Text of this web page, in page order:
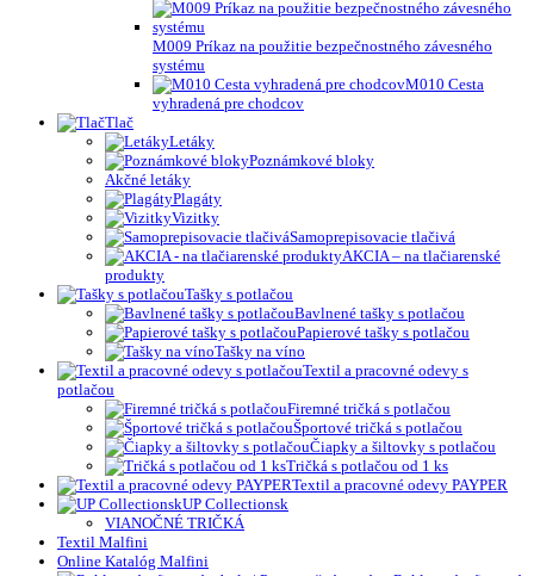
M009 Príkaz na použitie bezpečnostného závesného
systému
M010 Cesta
vyhradená pre chodcov
Tlač
Letáky
Poznámkové bloky
Akčné letáky
Plagáty
Vizitky
Samoprepisovacie tlačivá
AKCIA – na tlačiarenské
produkty
Tašky s potlačou
Bavlnené tašky s potlačou
Papierové tašky s potlačou
Tašky na víno
Textil a pracovné odevy s
potlačou
Firemné tričká s potlačou
Športové tričká s potlačou
Čiapky a šiltovky s potlačou
Tričká s potlačou od 1 ks
Textil a pracovné odevy PAYPER
UP Collectionsk
VIANOČNÉ TRIČKÁ
Textil Malfini
Online Katalóg Malfini